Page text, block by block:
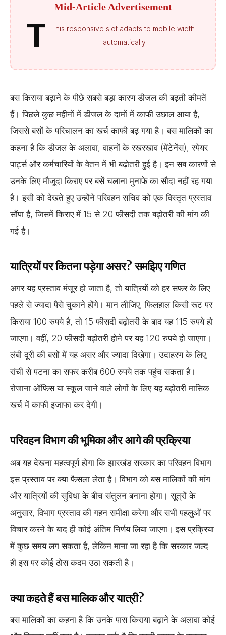
Mid-Article Advertisement
T
his responsive slot adapts to mobile width
automatically.
बस किराया बढ़ाने के पीछे सबसे बड़ा कारण डीजल की बढ़ती कीमतें
हैं। पिछले कुछ महीनों में डीजल के दामों में काफी उछाल आया है,
जिससे बसों के परिचालन का खर्च काफी बढ़ गया है। बस मालिकों का
कहना है कि डीजल के अलावा, वाहनों के रखरखाव (मेंटेनेंस), स्पेयर
पार्ट्स और कर्मचारियों के वेतन में भी बढ़ोतरी हुई है। इन सब कारणों से
उनके लिए मौजूदा किराए पर बसें चलाना मुनाफे का सौदा नहीं रह गया
है। इसी को देखते हुए उन्होंने परिवहन सचिव को एक विस्तृत प्रस्ताव
सौंपा है, जिसमें किराए में 15 से 20 फीसदी तक बढ़ोतरी की मांग की
गई है।
यात्रियों पर कितना पड़ेगा असर? समझिए गणित
अगर यह प्रस्ताव मंजूर हो जाता है, तो यात्रियों को हर सफर के लिए
पहले से ज्यादा पैसे चुकाने होंगे। मान लीजिए, फिलहाल किसी रूट पर
किराया 100 रुपये है, तो 15 फीसदी बढ़ोतरी के बाद यह 115 रुपये हो
जाएगा। वहीं, 20 फीसदी बढ़ोतरी होने पर यह 120 रुपये हो जाएगा।
लंबी दूरी की बसों में यह असर और ज्यादा दिखेगा। उदाहरण के लिए,
रांची से पटना का सफर करीब 600 रुपये तक पहुंच सकता है।
रोजाना ऑफिस या स्कूल जाने वाले लोगों के लिए यह बढ़ोतरी मासिक
खर्च में काफी इजाफा कर देगी।
परिवहन विभाग की भूमिका और आगे की प्रक्रिया
अब यह देखना महत्वपूर्ण होगा कि झारखंड सरकार का परिवहन विभाग
इस प्रस्ताव पर क्या फैसला लेता है। विभाग को बस मालिकों की मांग
और यात्रियों की सुविधा के बीच संतुलन बनाना होगा। सूत्रों के
अनुसार, विभाग प्रस्ताव की गहन समीक्षा करेगा और सभी पहलुओं पर
विचार करने के बाद ही कोई अंतिम निर्णय लिया जाएगा। इस प्रक्रिया
में कुछ समय लग सकता है, लेकिन माना जा रहा है कि सरकार जल्द
ही इस पर कोई ठोस कदम उठा सकती है।
क्या कहते हैं बस मालिक और यात्री?
बस मालिकों का कहना है कि उनके पास किराया बढ़ाने के अलावा कोई